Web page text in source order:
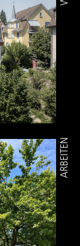
ARBEITEN